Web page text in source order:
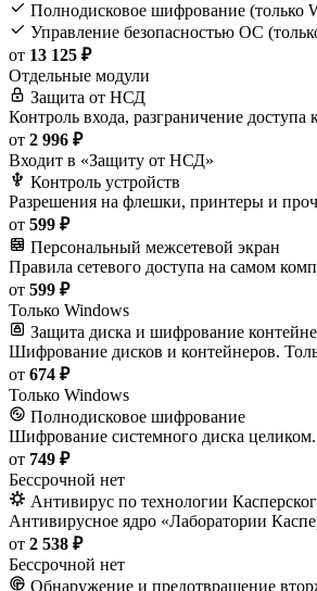
Полнодисковое шифрование (только
Управление безопасностью ОС
от 13 125 ₽
Отдельные модули
Защита от НСД
Контроль входа, разграничение
от 2 996 ₽
Входит в «Защиту от НСД»
Контроль устройств
Разрешения на флешки, принтеры и
от 599 ₽
Персональный межсетевой экран
Правила сетевого доступа на самом
от 599 ₽
Только Windows
Защита диска и шифрование
Шифрование дисков и контейнеров.
от 674 ₽
Только Windows
Полнодисковое шифрование
Шифрование системного диска
от 749 ₽
Бессрочной нет
Антивирус по технологии
Антивирусное ядро «Лаборатории
от 2 538 ₽
Бессрочной нет
Обнаружение и предотвращение